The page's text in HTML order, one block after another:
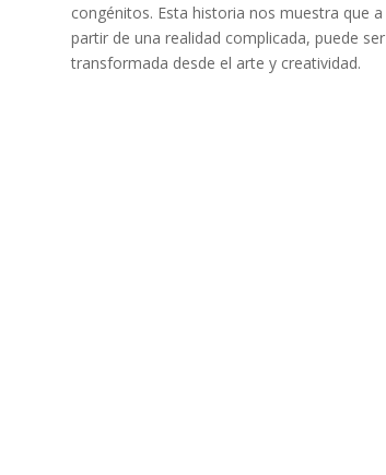
congénitos. Esta historia nos muestra que a
partir de una realidad complicada, puede ser
transformada desde el arte y creatividad.